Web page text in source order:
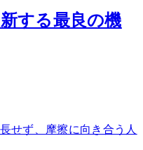
する最良の機
せず、摩擦に向き合う人